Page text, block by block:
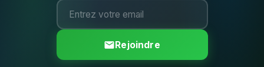
Rejoindre